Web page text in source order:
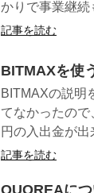
かりで事業継続
記事を読む
BITMAXを使
BITMAXの説明
てなかったの
円の入出金が出
記事を読む
QUOREAに